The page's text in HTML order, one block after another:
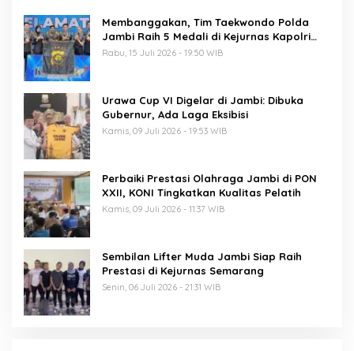
Membanggakan, Tim Taekwondo Polda
Jambi Raih 5 Medali di Kejurnas Kapolri
Cup 7
Rabu, 15 Juli 2026 - 19:50 WIB
Urawa Cup VI Digelar di Jambi: Dibuka
Gubernur, Ada Laga Eksibisi
Kamis, 09 Juli 2026 - 19:53 WIB
Perbaiki Prestasi Olahraga Jambi di PON
XXII, KONI Tingkatkan Kualitas Pelatih
Kamis, 09 Juli 2026 - 11:37 WIB
Sembilan Lifter Muda Jambi Siap Raih
Prestasi di Kejurnas Semarang
Senin, 06 Juli 2026 - 21:31 WIB